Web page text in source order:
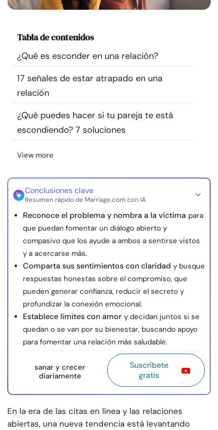
Comunidad
Encuentra un terapeuta
Idioma
Sobre nosotros Contáctanos Escríbenos
Publicidad con
nosotros
Tabla de contenidos
¿Qué es esconder en una relación?
17 señales de estar atrapado en una
relación
¿Qué puedes hacer si tu pareja te está
escondiendo? 7 soluciones
View more
Conclusiones clave
Resumen rápido de Marriage.com con IA
Reconoce el problema y nombra a la víctima para
que puedan fomentar un diálogo abierto y
compasivo que los ayude a ambos a sentirse vistos
y a acercarse más.
Comparta sus sentimientos con claridad y busque
respuestas honestas sobre el compromiso, que
pueden generar confianza, reducir el secreto y
profundizar la conexión emocional.
Establece límites con amor y decidan juntos si se
quedan o se van por su bienestar, buscando apoyo
para fomentar una relación más saludable.
sanar y crecer
diariamente
Suscríbete
gratis
En la era de las citas en línea y las relaciones
abiertas, una nueva tendencia está levantando